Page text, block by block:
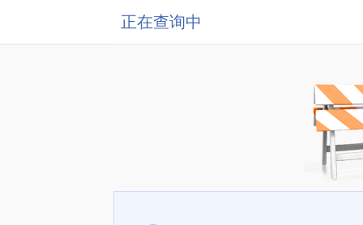
正在查询中